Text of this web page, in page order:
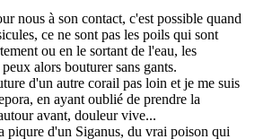
nous à son contact, c'est possible quand
ce ne sont pas les poils qui sont
ou en le sortant de l'eau, les
alors bouturer sans gants.
d'un autre corail pas loin et je me suis
en ayant oublié de prendre la
avant, douleur vive...
piqure d'un Siganus, du vrai poison qui